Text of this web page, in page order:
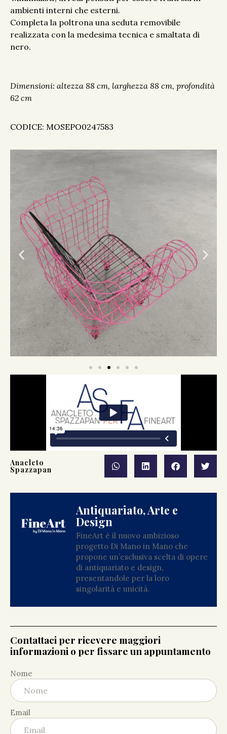
ambienti interni che esterni.
Completa la poltrona una seduta removibile
realizzata con la medesima tecnica e smaltata di
nero.
Dimensioni: altezza 88 cm, larghezza 88 cm, profondità
62 cm
CODICE: MOSEPO0247583
Anacleto
Spazzapan
Antiquariato, Arte e
Design
FineArt è il nuovo ambizioso
progetto Di Mano in Mano che
propone un’esclusiva scelta di opere
di antiquariato e design,
presentandole per la loro
singolarità e unicità.
Contattaci per ricevere maggiori
informazioni o per fissare un appuntamento
Nome
Email